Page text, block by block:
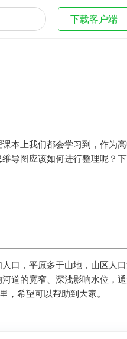
下载客户端
本上我们都会学习到，作为
导图应该如何进行整理呢？
口，平原多于山地，山区人
道的宽窄、深浅影响水位，
希望可以帮助到大家。